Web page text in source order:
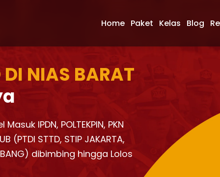
Home Paket Kelas Blog
DI NIAS BARAT
Masuk IPDN, POLTEKPIN, PKN
(PTDI STTD, STIP JAKARTA,
dibimbing hingga Lolos